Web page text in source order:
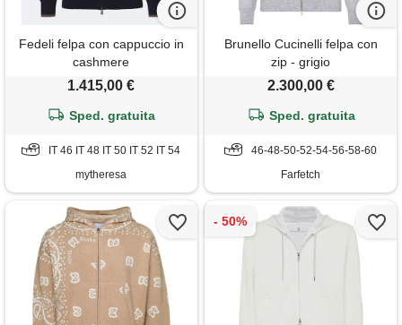
Fedeli felpa con cappuccio in
cashmere
1.415,00 €
Sped. gratuita
IT 46 IT 48 IT 50 IT 52 IT 54
mytheresa
Brunello Cucinelli felpa con
zip - grigio
2.300,00 €
Sped. gratuita
46-48-50-52-54-56-58-60
Farfetch